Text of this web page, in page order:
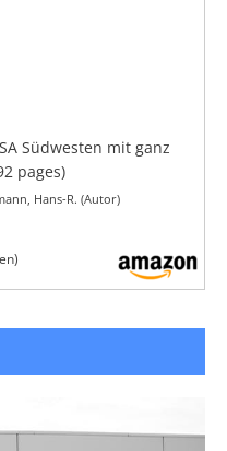
Südwesten mit ganz
pages)
Hans-R. (Autor)
)